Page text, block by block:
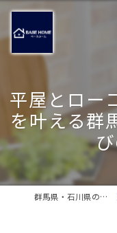
平屋とロー
を叶える群
群馬県・石川県の注文住宅ならベースホーム